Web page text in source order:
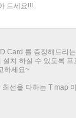
드세요!!!
Card 를 증정해드리
치 하실 수 있도록
하세요~
선을 다하는 T map